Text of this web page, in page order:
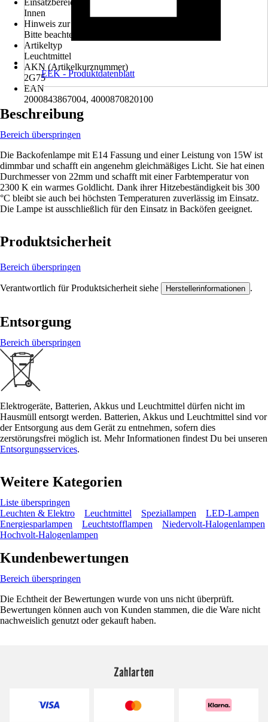
Einsatzbereich
Innen
Hinweis zur Entsorgung
Bitte beachte die Hinweise zur Entsorgung
Artikeltyp
Leuchtmittel
AKN (Artikelkurznummer)
2G75
EAN
2000843867004, 4000870820100
EEK - Produktdatenblatt
Beschreibung
Bereich überspringen
Die Backofenlampe mit E14 Fassung und einer Leistung von 15W ist
dimmbar und schafft ein angenehm gleichmäßiges Licht. Sie hat einen
Durchmesser von 22mm und schafft mit einer Farbtemperatur von
2300 K ein warmes Goldlicht. Dank ihrer Hitzebeständigkeit bis 300
°C bleibt sie auch bei höchsten Temperaturen zuverlässig im Einsatz.
Die Lampe ist ausschließlich für den Einsatz in Backöfen geeignet.
Produktsicherheit
Bereich überspringen
Verantwortlich für Produktsicherheit siehe Herstellerinformationen .
Entsorgung
Bereich überspringen
Elektrogeräte, Batterien, Akkus und Leuchtmittel dürfen nicht im
Hausmüll entsorgt werden. Batterien, Akkus und Leuchtmittel sind vor
der Entsorgung aus dem Gerät zu entnehmen, sofern dies
zerstörungsfrei möglich ist. Mehr Informationen findest Du bei unseren
Entsorgungsservices.
Weitere Kategorien
Liste überspringen
Leuchten & Elektro
Leuchtmittel Speziallampen
LED-Lampen
Energiesparlampen
Leuchtstofflampen
Niedervolt-Halogenlampen
Hochvolt-Halogenlampen
Kundenbewertungen
Bereich überspringen
Die Echtheit der Bewertungen wurde von uns nicht überprüft.
Bewertungen können auch von Kunden stammen, die die Ware nicht
nachweislich genutzt oder gekauft haben.
Zahlarten